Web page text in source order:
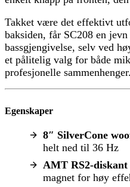
Takket være det effektivt
baksiden, får SC208 en
bassgjengivelse, selv ved
et pålitelig valg for både
profesjonelle sammenhenger.
Egenskaper
8″ SilverCone
helt ned til 36 Hz
AMT RS2-diskant
magnet for høy